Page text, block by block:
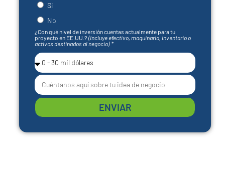
Si
No
¿Con qué nivel de inversión cuentas actualmente para tu
proyecto en EE.UU.? (Incluye efectivo, maquinaria, inventario o
activos destinados al negocio)
ENVIAR